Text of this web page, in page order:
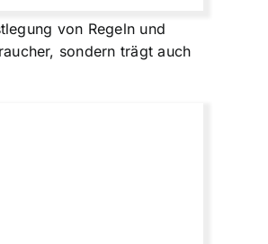
von Regeln und
sondern trägt auch